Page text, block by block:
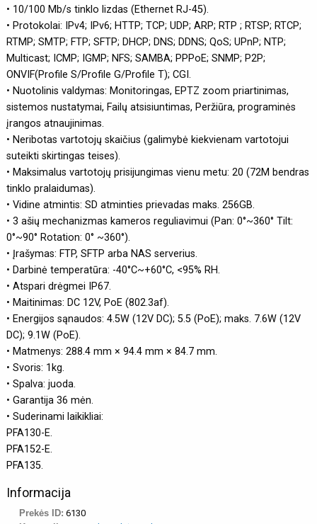
• 10/100 Mb/s tinklo lizdas (Ethernet RJ-45).
• Protokolai: IPv4; IPv6; HTTP; TCP; UDP; ARP; RTP ; RTSP; RTCP;
RTMP; SMTP; FTP; SFTP; DHCP; DNS; DDNS; QoS; UPnP; NTP;
Multicast; ICMP; IGMP; NFS; SAMBA; PPPoE; SNMP; P2P;
ONVIF(Profile S/Profile G/Profile T); CGI.
• Nuotolinis valdymas: Monitoringas, EPTZ zoom priartinimas,
sistemos nustatymai, Failų atsisiuntimas, Peržiūra, programinės
įrangos atnaujinimas.
• Neribotas vartotojų skaičius (galimybė kiekvienam vartotojui
suteikti skirtingas teises).
• Maksimalus vartotojų prisijungimas vienu metu: 20 (72M bendras
tinklo pralaidumas).
• Vidine atmintis: SD atminties prievadas maks. 256GB.
• 3 ašių mechanizmas kameros reguliavimui (Pan: 0°~360° Tilt:
0°~90° Rotation: 0° ~360°).
• Įrašymas: FTP, SFTP arba NAS serverius.
• Darbinė temperatūra: -40°C~+60°C, <95% RH.
• Atspari drėgmei IP67.
• Maitinimas: DC 12V, PoE (802.3af).
• Energijos sąnaudos: 4.5W (12V DC); 5.5 (PoE); maks. 7.6W (12V
DC); 9.1W (PoE).
• Matmenys: 288.4 mm × 94.4 mm × 84.7 mm.
• Svoris: 1kg.
• Spalva: juoda.
• Garantija 36 mėn.
• Suderinami laikikliai:
PFA130-E.
PFA152-E.
PFA135.
Informacija
Prekės ID: 6130